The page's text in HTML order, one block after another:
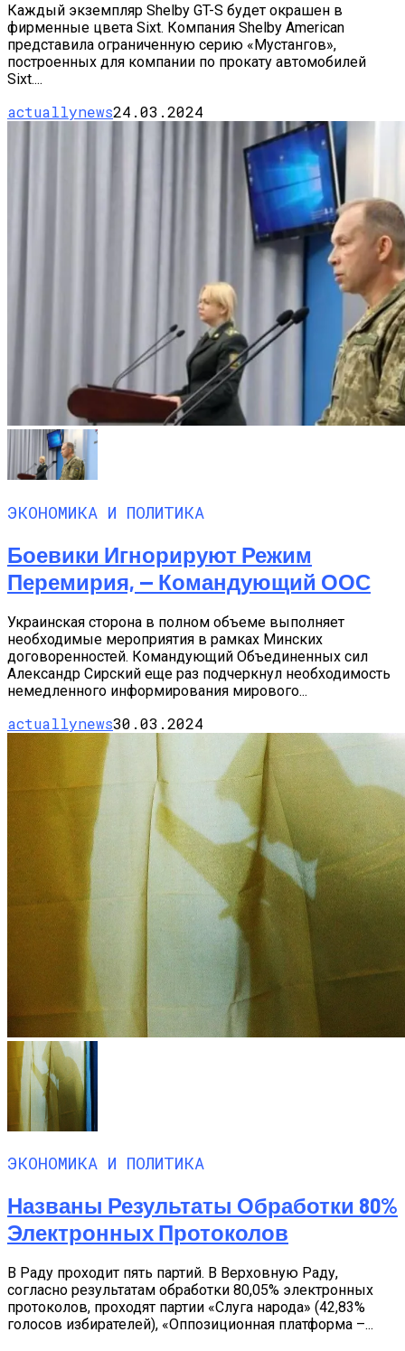
Каждый экземпляр Shelby GT-S будет окрашен в
фирменные цвета Sixt. Компания Shelby American
представила ограниченную серию «Мустангов»,
построенных для компании по прокату автомобилей
Sixt....
actuallynews24.03.2024
ЭКОНОМИКА И ПОЛИТИКА
Боевики Игнорируют Режим
Перемирия, — Командующий ООС
Украинская сторона в полном объеме выполняет
необходимые мероприятия в рамках Минских
договоренностей. Командующий Объединенных сил
Александр Сирский еще раз подчеркнул необходимость
немедленного информирования мирового...
actuallynews30.03.2024
ЭКОНОМИКА И ПОЛИТИКА
Названы Результаты Обработки 80%
Электронных Протоколов
В Раду проходит пять партий. В Верховную Раду,
согласно результатам обработки 80,05% электронных
протоколов, проходят партии «Слуга народа» (42,83%
голосов избирателей), «Оппозиционная платформа –...